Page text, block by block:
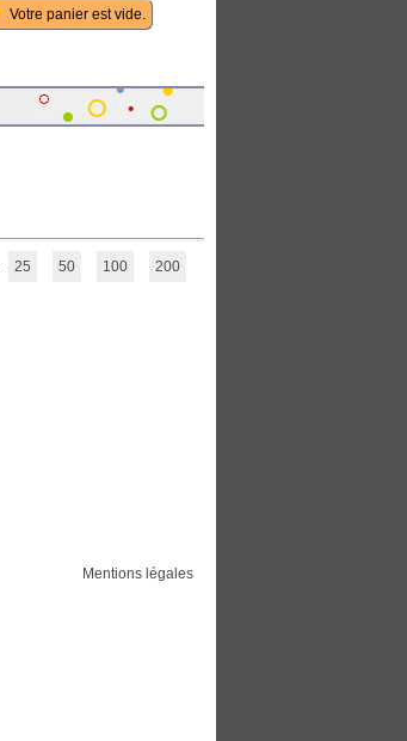
25 50 100 200
Mentions légales